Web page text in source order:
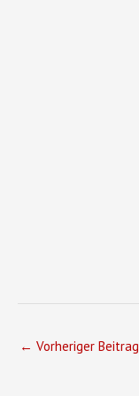
← Vorheriger Beitrag